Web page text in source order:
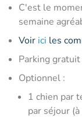
C'est le
semaine
Voir ici les
Parking gratuit
Optionnel :
1 chien par
par séjour